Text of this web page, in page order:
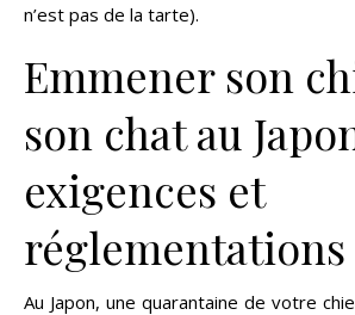
n’est pas de la tarte).
Emmener son
son chat au
exigences et
réglementations
Au Japon, une quarantaine de votre